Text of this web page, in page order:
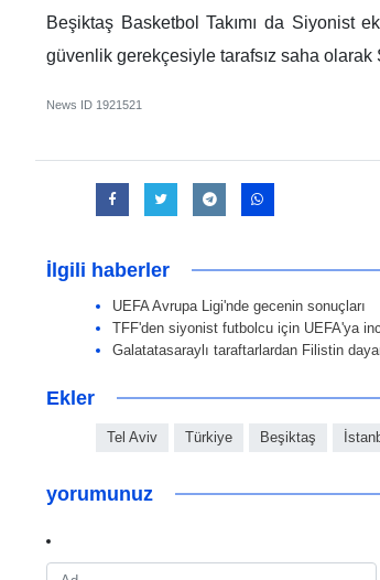
Beşiktaş Basketbol Takımı da Siyonist
güvenlik gerekçesiyle tarafsız saha olarak
News ID 1921521
İlgili haberler
UEFA Avrupa Ligi'nde gecenin sonuçları
TFF'den siyonist futbolcu için UEFA'ya
Galatatasaraylı taraftarlardan Filistin
Ekler
Tel Aviv Türkiye Beşiktaş
yorumunuz